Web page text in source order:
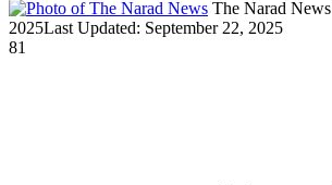
The Narad News
2025Last Updated: September 22, 2025
81